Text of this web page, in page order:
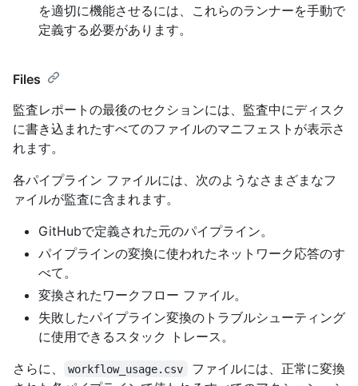
を適切に機能させるには、これらのランナーを手動で
定義する必要があります。
Files
監査レポートの最後のセクションには、監査中にディスク
に書き込まれたすべてのファイルのマニフェストが表示さ
れます。
各パイプライン ファイルには、次のようなさまざまなフ
ァイルが監査に含まれます。
GitHubで定義された元のパイプライン。
パイプラインの変換に使われたネットワーク応答のす
べて。
変換されたワークフロー ファイル。
失敗したパイプライン変換のトラブルシューティング
に使用できるスタック トレース。
さらに、
workflow_usage.csv
ファイルには、正常に変換